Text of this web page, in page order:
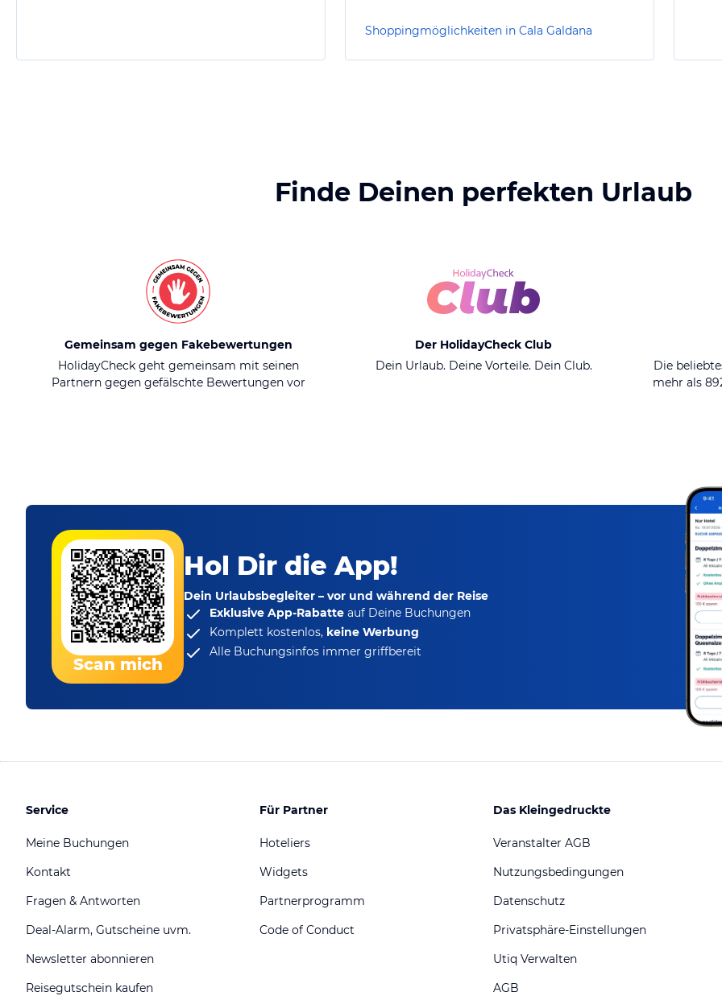
Shoppingmöglichkeiten in Cala Galdana
Finde Deinen perfekten Urlaub
Gemeinsam gegen Fakebewertungen
HolidayCheck geht gemeinsam mit seinen
Partnern gegen gefälschte Bewertungen vor
Der HolidayCheck Club
Dein Urlaub. Deine Vorteile. Dein Club.
Die
mehr als
Scan mich
Hol Dir die App!
Dein Urlaubsbegleiter – vor und während der Reise
Exklusive App-Rabatte auf Deine Buchungen
Komplett kostenlos, keine Werbung
Alle Buchungsinfos immer griffbereit
Service
Meine Buchungen
Kontakt
Fragen & Antworten
Deal-Alarm, Gutscheine uvm.
Newsletter abonnieren
Reisegutschein kaufen
Für Partner
Hoteliers
Widgets
Partnerprogramm
Code of Conduct
Das Kleingedruckte
Veranstalter AGB
Nutzungsbedingungen
Datenschutz
Privatsphäre-Einstellungen
Utiq Verwalten
AGB